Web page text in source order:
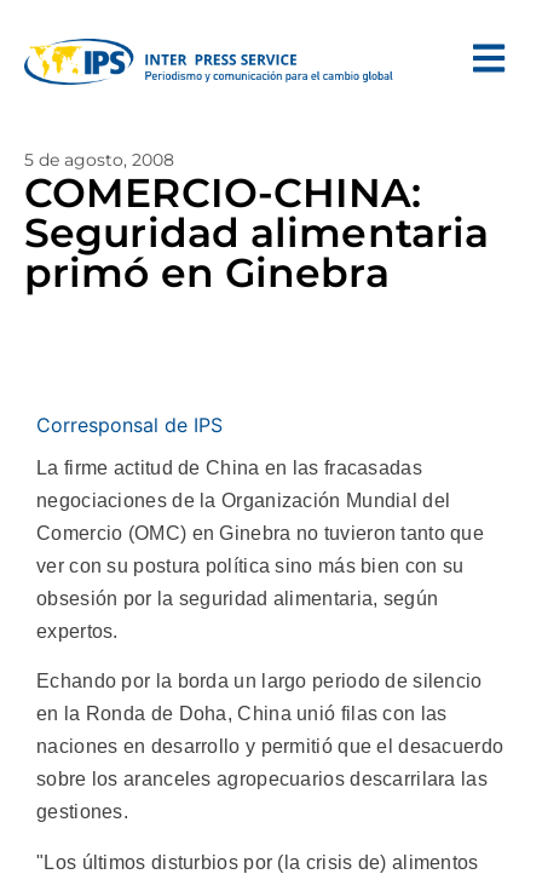
5 de agosto, 2008
COMERCIO-CHINA:
Seguridad alimentaria
primó en Ginebra
Corresponsal de IPS
La firme actitud de China en las fracasadas
negociaciones de la Organización Mundial del
Comercio (OMC) en Ginebra no tuvieron tanto que
ver con su postura política sino más bien con su
obsesión por la seguridad alimentaria, según
expertos.
Echando por la borda un largo periodo de silencio
en la Ronda de Doha, China unió filas con las
naciones en desarrollo y permitió que el desacuerdo
sobre los aranceles agropecuarios descarrilara las
gestiones.
"Los últimos disturbios por (la crisis de) alimentos